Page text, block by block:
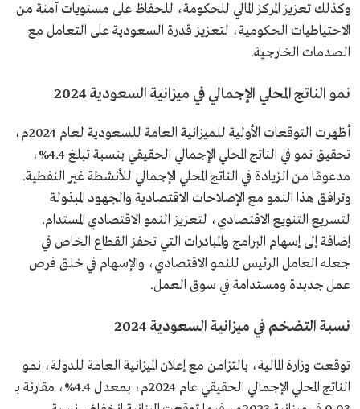
وكذلك تعزيز المركز المالي للحكومة، للحفاظ على مستويات آمنة من
الاحتياطيات الحكومية، لتعزيز قدرة السعودية على التعامل مع
الصدمات الخارجية.
نمو الناتج المحلي الإجمالي في ميزانية السعودية 2024
أظهرت التوقعات الأولية للميزانية العامة للسعودية لعام 2024م،
تحقيق نمو في الناتج المحلي الإجمالي الحقيقي بنسبة تبلغ 4.4%،
مدعومًا من الزيادة في الناتج المحلي الإجمالي للأنشطة غير النفطية.
وترافق هذا النمو مع الإصلاحات الاقتصادية والجهود المبذولة
لتسريع التنويع الاقتصادي، لتعزيز النمو الاقتصادي المستدام.
إضافة إلى إسهام البرامج والمبادرات التي تحفز القطاع الخاص في
جعله العامل الرئيس للنمو الاقتصادي، والإسهام في خلق فرص
عمل جديدة ومستدامة في سوق العمل.
نسبة التضخم في ميزانية السعودية 2024
توقعت وزارة المالية، بالتزامن مع إعلان الميزانية العامة للدولة، نمو
الناتج المحلي الإجمالي الحقيقي عام 2024م، بمعدل 4.4%، مقارنة بـ